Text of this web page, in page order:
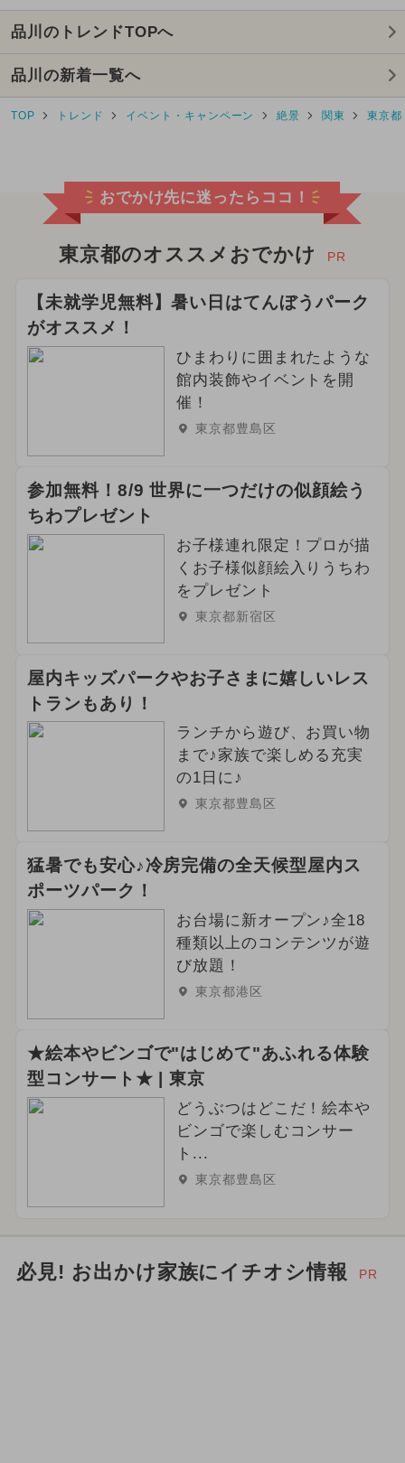
2024年8月のイベント
2024年9月のイベント
夏休み（涼しい） ワークショップ
2025年7月のイベント
2025年9月のイベント
2025年11月のイベント
2025年1月のイベント
2025年2月のイベント
2025年3月のイベント
2025年5月のイベント
2024年10月のイベント 観光
2025年12月のイベント
夏休み（日帰り）
イルミネーション
桜・お花見
2024年1月のイベント
クリスマス
2021年のイベント 2023年のイベント
2022年のイベント 2020年のイベント
品川のトレンドTOPへ
品川の新着一覧へ
TOP トレンド イベント・キャンペーン 絶景 関東 東京都
おでかけ先に迷ったらココ！
東京都のオススメおでかけ PR
【未就学児無料】暑い日はてんぼうパーク
がオススメ！
ひまわりに囲まれたような
館内装飾やイベントを開
催！
東京都豊島区
参加無料！8/9 世界に一つだけの似顔絵う
ちわプレゼント
お子様連れ限定！プロが描
くお子様似顔絵入りうちわ
をプレゼント
東京都新宿区
屋内キッズパークやお子さまに嬉しいレス
トランもあり！
ランチから遊び、お買い物
まで♪家族で楽しめる充実
の1日に♪
東京都豊島区
猛暑でも安心♪冷房完備の全天候型屋内ス
ポーツパーク！
お台場に新オープン♪全18
種類以上のコンテンツが遊
び放題！
東京都港区
★絵本やビンゴで"はじめて"あふれる体験
型コンサート★ | 東京
どうぶつはどこだ！絵本や
ビンゴで楽しむコンサー
ト...
東京都豊島区
必見! お出かけ家族にイチオシ情報 PR